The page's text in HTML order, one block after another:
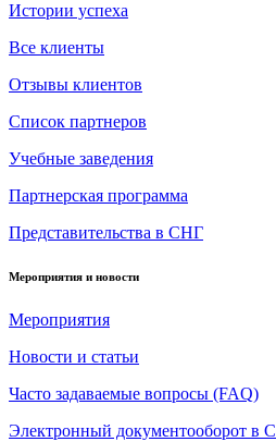
Истории успеха
Все клиенты
Отзывы клиентов
Список партнеров
Учебные заведения
Партнерская программа
Представительства в СНГ
Мероприятия и новости
Мероприятия
Новости и статьи
Часто задаваемые вопросы (FAQ)
Электронный документооборот в